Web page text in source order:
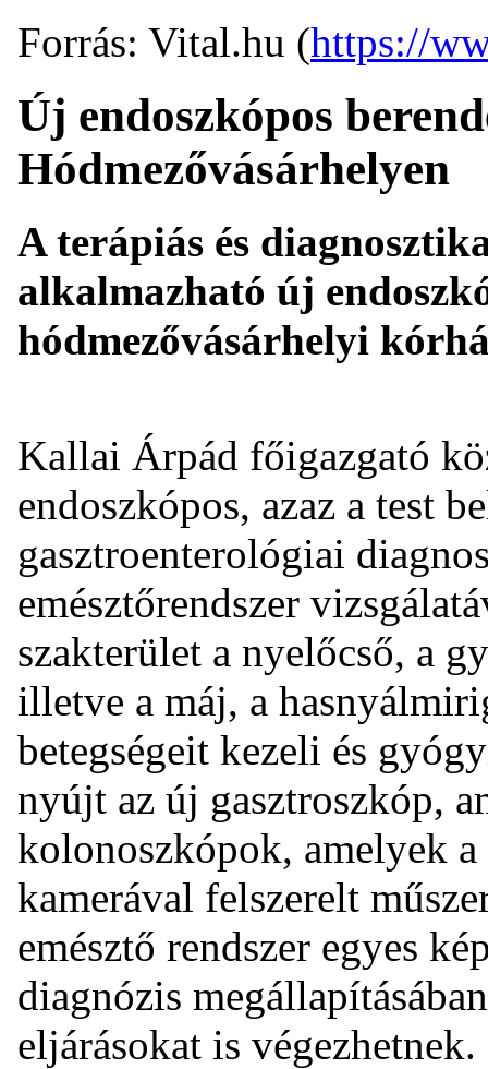
Forrás: Vital.hu (https://
Új endoszkópos
Hódmezővásárhelyen
A terápiás és
alkalmazható új
hódmezővásárhelyi
Kallai Árpád főigazgató
endoszkópos, azaz a test
gasztroenterológiai
emésztőrendszer
szakterület a nyelőcső, a
illetve a máj, a
betegségeit kezeli és
nyújt az új gasztroszkóp,
kolonoszkópok, amelyek
kamerával felszerelt
emésztő rendszer egyes
diagnózis
eljárásokat is végezhetnek.